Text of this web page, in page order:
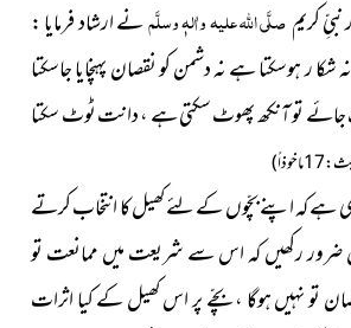
کریمصلَّی اللہ علیہ واٰلہٖ وسلَّمنے ارشاد فرمایا :
ر ہوسکتا ہے نہ دشمن کو نقصان پہنچایا جاسکتا
جائے تو آنکھ پھوٹ سکتی ہے ، دانت ٹوٹ سکتا
ہے کہ اپنے بچّوں کے لئے کھیل کا انتخاب کرتے
رکھیں کہ اس سے شریعت میں ممانعت تو
تو نہیں ہوگا ، بچّے پر اس کھیل کے کیا اثرات